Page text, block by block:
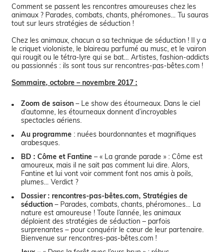
Comment se passent les rencontres amoureuses chez les
animaux ? Parades, combats, chants, phéromones… Tu sauras
tout sur leurs stratégies de séduction !
Chez les animaux, chacun a sa technique de séduction ! Il y a
le criquet violoniste, le blaireau parfumé au musc, et le vairon
qui rougit ou le tétra-lyre qui se bat… Artistes, fashion-addicts
ou passionnés : ils sont tous sur rencontres-pas-bêtes.com !
Sommaire, octobre – novembre 2017 :
Zoom de saison – Le show des étourneaux. Dans le ciel
d’automne, les étourneaux donnent d’incroyables
spectacles aériens.
Au programme : nuées bourdonnantes et magnifiques
arabesques.
BD : Côme et Fantine – « La grande parade » : Côme est
amoureux, mais il ne sait pas comment lui dire. Alors,
Fantine et lui vont voir comment font nos amis à poils,
plumes… Verdict ?
Dossier : rencontres-pas-bêtes.com, Stratégies de
séduction – Parades, combats, chants, phéromones… La
nature est amoureuse ! Toute l’année, les animaux
déploient des stratégies de séduction – parfois
surprenantes – pour conquérir le cœur de leur partenaire.
Bienvenue sur rencontres-pas-bêtes.com !